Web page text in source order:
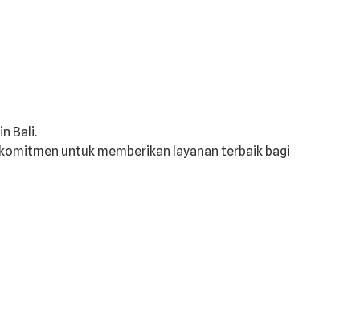
untuk memberikan layanan terbaik bagi